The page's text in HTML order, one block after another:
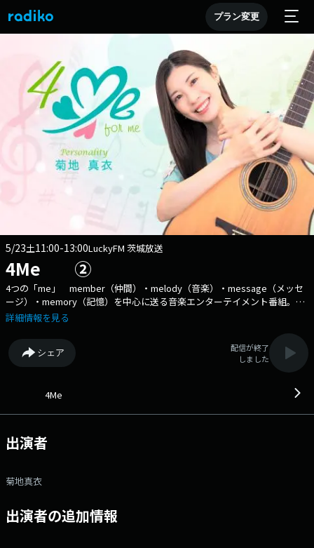
プラン変更
5/23土11:00-13:00LuckyFM 茨城放送
4Me ②
4つの「me」 member（仲間）・melody（音楽）・message（メッセ
ージ）・memory（記憶）を中心に送る音楽エンターテイメント番組。
茨城放送アナウンサーの菊地真衣と一緒に音楽を知って、楽しんで。 聞
します。 ▼9:40 「memorize」 音楽トピックを紹介するコーナー。
毎月第1週目は音楽メディアBARKS編集部 に気になる音楽トピックを伺い
ます。 ▼10:15 「Me too!?MUSIC」 1か月間同じテーマで募集した
かも？ ▼11:40 「マイプレイリスト」 アーティストや茨城放送に
ィストへのインタビューや新譜特集など、メロディをちょこっとプラスす
る「めろたす」、毎月第一週目は菊地真衣がギターに挑戦中！ メー
#4mekiku
詳細情報を見る
シェア
配信が終了
しました
4Me
出演者
菊地真衣
出演者の追加情報